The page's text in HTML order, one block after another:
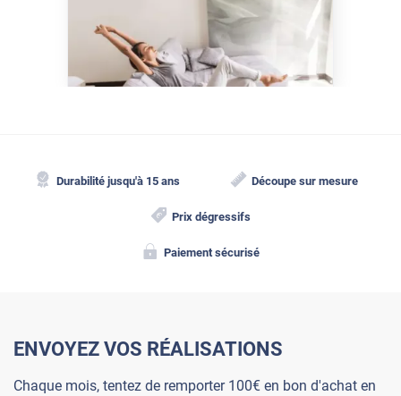
Comment protéger sa
maison de la chaleur sans
climatisation ?
Durabilité jusqu'à 15 ans Découpe sur mesure
Prix dégressifs
Paiement sécurisé
ENVOYEZ VOS RÉALISATIONS
Chaque mois, tentez de remporter 100€ en bon d'achat en